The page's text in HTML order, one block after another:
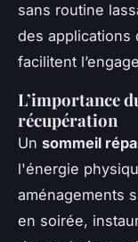
sans routine
des applications
facilitent
L’importance
récupération
Un sommeil
l'énergie
aménagements
en soirée,